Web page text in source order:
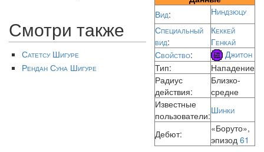
Вид:
Ниндзюцу
Специальный
вид:
Кеккей
Генкай
Свойство:
Джитон
Тип:
Нападение
Радиус
действия:
Близко-
средне
Известные
пользователи:Шинки
Дебют:
«Боруто»,
эпизод 61
Смотри также
Сатетсу Шигуре
Рендан Суна Шигуре